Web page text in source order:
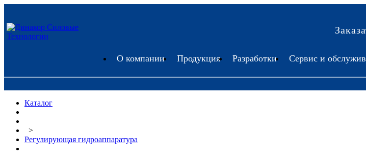
О компании Продукция Разработки Сервис и
Каталог
>
Регулирующая гидроаппаратура